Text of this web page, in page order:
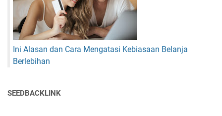
Ini Alasan dan Cara Mengatasi Kebiasaan Belanja
Berlebihan
SEEDBACKLINK